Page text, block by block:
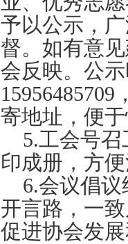
予以公示，
督。如有意
会反映。公
寄地址，便
5.工会号召
印成册，方
6.会议倡议
开言路，一
促进协会发